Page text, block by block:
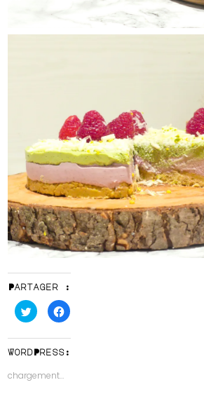
Partager :
Cliquez
pour
partager
Twitter(ouvre
dans
une
fenêtre)
Cliquez
pour
Facebook(ouvre
dans
une
WordPress:
chargement…